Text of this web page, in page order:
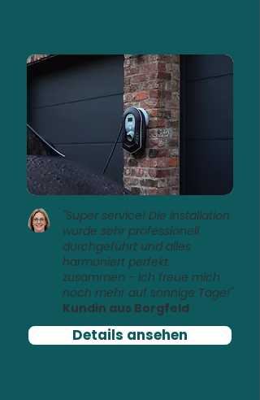
"Super service! Die Installation
wurde sehr professionell
durchgeführt und alles
harmoniert perfekt
zusammen - Ich freue mich
noch mehr auf sonnige Tage!"
Kundin aus Borgfeld
Details ansehen